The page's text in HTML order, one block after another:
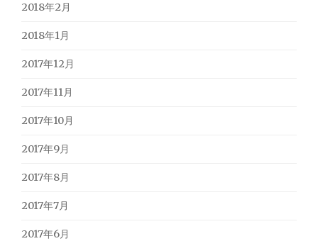
2018年2月
2018年1月
2017年12月
2017年11月
2017年10月
2017年9月
2017年8月
2017年7月
2017年6月